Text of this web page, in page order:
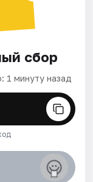
сбор
1 минуту назад